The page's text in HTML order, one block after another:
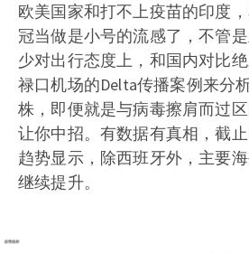
欧美国家和打不上疫苗的印度
冠当做是小号的流感了，不管
少对出行态度上，和国内对比
禄口机场的Delta传播案例来分
株，即便就是与病毒擦肩而过
让你中招。有数据有真相，截
趋势显示，除西班牙外，主要
继续提升。